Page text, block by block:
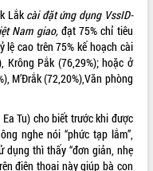
Lắk cài đặt ứng dụng VssID-
Nam giao, đạt 75% chỉ tiêu
cao trên 75% kế hoạch cài
Krông Pắk (76,29%); hoặc ở
M’Đrắk (72,20%),Văn phòng
Tu) cho biết trước khi được
nghe nói “phức tạp lắm”,
dụng thì thấy “đơn giản, nhẹ
điện thoại này giúp bà con